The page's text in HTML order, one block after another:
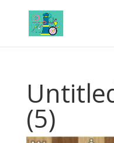
(5)